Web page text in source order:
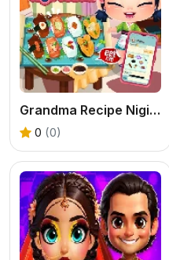
Grandma Recipe Nigiri Sushi
0 (0)